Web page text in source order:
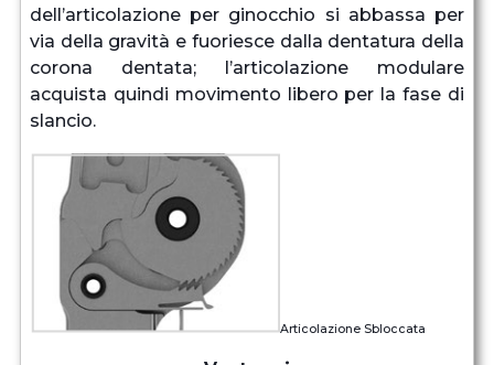
dell’articolazione per ginocchio si abbassa per
via della gravità e fuoriesce dalla dentatura della
corona dentata; l’articolazione modulare
acquista quindi movimento libero per la fase di
slancio.
Articolazione Sbloccata